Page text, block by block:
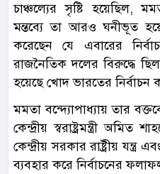
চাঞ্চল্যের সৃষ্টি হয়েছিল,
মন্তব্যে তা আরও ঘনীভূত
করেছেন যে এবারের
রাজনৈতিক দলের বিরুদ্ধে
হয়েছে খোদ ভারতের নির্বাচন
মমতা বন্দ্যোপাধ্যায় তার
কেন্দ্রীয় স্বরাষ্ট্রমন্ত্রী
কেন্দ্রীয় সরকার রাষ্ট্রীয় যন্ত্র
ব্যবহার করে নির্বাচনের